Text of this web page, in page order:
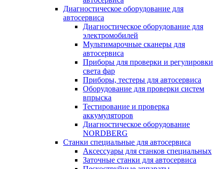
Диагностическое оборудование для
автосервиса
Диагностическое оборудование для
электромобилей
Мультимарочные сканеры для
автосервиса
Приборы для проверки и регулировки
света фар
Приборы, тестеры для автосервиса
Оборудование для проверки систем
впрыска
Тестирование и проверка
аккумуляторов
Диагностическое оборудование
NORDBERG
Станки специальные для автосервиса
Аксессуары для станков специальных
Заточные станки для автосервиса